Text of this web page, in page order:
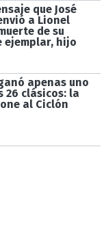
que José
a Lionel
de su
ejemplar, hijo
apenas uno
26 clásicos: la
al Ciclón